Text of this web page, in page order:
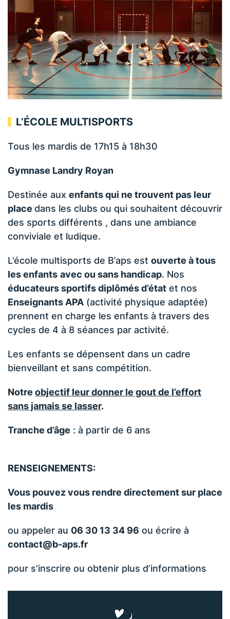
L’ÉCOLE MULTISPORTS
Tous les mardis de 17h15 à 18h30
Gymnase Landry Royan
Destinée aux enfants qui ne trouvent pas leur
place dans les clubs ou qui souhaitent découvrir
des sports différents , dans une ambiance
conviviale et ludique.
L’école multisports de B’aps est ouverte à tous
les enfants avec ou sans handicap. Nos
éducateurs sportifs diplômés d’état et nos
Enseignants APA (activité physique adaptée)
prennent en charge les enfants à travers des
cycles de 4 à 8 séances par activité.
Les enfants se dépensent dans un cadre
bienveillant et sans compétition.
Notre objectif leur donner le gout de l’effort
sans jamais se lasser.
Tranche d’âge : à partir de 6 ans
RENSEIGNEMENTS:
Vous pouvez vous rendre directement sur place
les mardis
ou appeler au 06 30 13 34 96 ou écrire à
contact@b-aps.fr
pour s’inscrire ou obtenir plus d’informations